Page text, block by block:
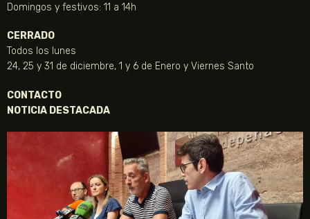
Domingos y festivos: 11 a 14h
CERRADO
Todos los lunes
24, 25 y 31 de diciembre, 1 y 6 de Enero y Viernes Santo
CONTACTO
NOTICIA DESTACADA